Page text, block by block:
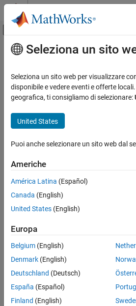
Vai al contenuto
Attiva/disattiva menu
Pagina iniziale della documentazione
Contenuto principale
How useful was this
Seleziona un sito
Seleziona un sito web per visualizzare
disponibile e vedere eventi e offerte
geografica, ti consigliamo di selezionare:
United States
Puoi anche selezionare un sito web dal
Americhe
América Latina (Español)
Canada (English)
United States (English)
Europa
Belgium (English)
Denmark (English)
Deutschland (Deutsch)
España (Español)
Finland (English)
Centro di fiducia
Antipirateria
Stato dell'applicazione
© 1994-2026 The MathWorks, Inc.